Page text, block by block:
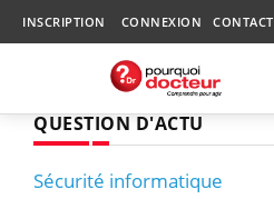
INSCRIPTION CONNEXION CONTACT
QUESTION D'ACTU
Sécurité informatique